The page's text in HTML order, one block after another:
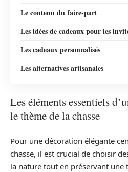
Le contenu du faire-part
Les idées de cadeaux pour les
Les cadeaux personnalisés
Les alternatives artisanales
Les éléments essentiels
le thème de la chasse
Pour une décoration élégante
chasse, il est crucial de choisir
la nature tout en préservant une